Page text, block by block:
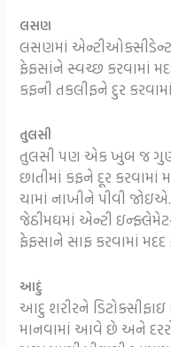
લસણ
લસણમાં એન્ટીઓક્સીડેન્ટ
ફેફસાંને સ્વચ્છ કરવામાં
કફની તકલીફને દુર
તુલસી
તુલસી પણ એક ખુબ જ
છાતીમાં કફને દૂર કરવામાં
ચામાં નાખીને પીવી જોઇએ.
જેઠીમઘમાં એન્ટી
ફેફસાને સાફ કરવામાં મદદ
આદું
આદુ શરીરને ડિટોક્સીફાઇ
માનવામાં આવે છે અને